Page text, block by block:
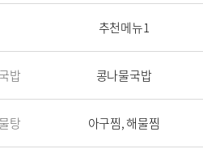
추천메뉴1
밥 콩나물국밥
탕 아구찜, 해물찜